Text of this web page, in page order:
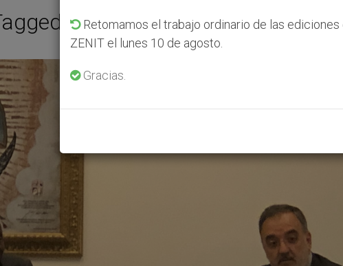
‘países Afectados’
Retomamos el trabajo ordinario de las ediciones
ZENIT el lunes 10 de agosto.
Gracias.